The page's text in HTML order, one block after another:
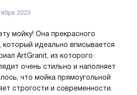
2023
мойку! Она прекрасного
который идеально вписывается
ArtGranit, из которого
очень стильно и наполняет
что мойка прямоугольной
строгости и современности.